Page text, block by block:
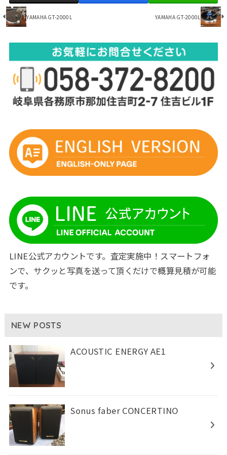
YAMAHA GT-2000L YAMAHA GT-2000L
LINE公式アカウントです。査定実施中！スマートフォ
ンで、サクッと写真を送って頂くだけで概算見積が可能
です。
NEW POSTS
ACOUSTIC ENERGY AE1
Sonus faber CONCERTINO